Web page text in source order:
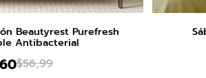
Beautyrest Purefresh
Antibacterial
60$56,99